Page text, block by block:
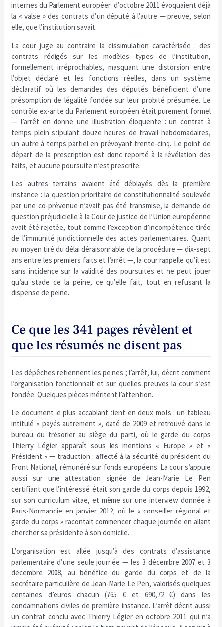
internes du Parlement européen d’octobre 2011 évoquaient déjà
la « valse » des contrats d’un député à l’autre — preuve, selon
elle, que l’institution savait.
La cour juge au contraire la dissimulation caractérisée : des
contrats rédigés sur les modèles types de l’institution,
formellement irréprochables, masquant une distorsion entre
l’objet déclaré et les fonctions réelles, dans un système
déclaratif où les demandes des députés bénéficient d’une
présomption de légalité fondée sur leur probité présumée. Le
contrôle ex-ante du Parlement européen était purement formel
— l’arrêt en donne une illustration éloquente : un contrat à
temps plein stipulant douze heures de travail hebdomadaires,
un autre à temps partiel en prévoyant trente-cinq. Le point de
départ de la prescription est donc reporté à la révélation des
faits, et aucune poursuite n’est prescrite.
Les autres terrains avaient été déblayés dès la première
instance : la question prioritaire de constitutionnalité soulevée
par une co-prévenue n’avait pas été transmise, la demande de
question préjudicielle à la Cour de justice de l’Union européenne
avait été rejetée, tout comme l’exception d’incompétence tirée
de l’immunité juridictionnelle des actes parlementaires. Quant
au moyen tiré du délai déraisonnable de la procédure — dix-sept
ans entre les premiers faits et l’arrêt —, la cour rappelle qu’il est
sans incidence sur la validité des poursuites et ne peut jouer
qu’au stade de la peine, ce qu’elle fait, tout en refusant la
dispense de peine.
Ce que les 341 pages révèlent et
que les résumés ne disent pas
Les dépêches retiennent les peines ; l’arrêt, lui, décrit comment
l’organisation fonctionnait et sur quelles preuves la cour s’est
fondée. Quelques pièces méritent l’attention.
Le document le plus accablant tient en deux mots : un tableau
intitulé « payés autrement », daté de 2009 et retrouvé dans le
bureau du trésorier au siège du parti, où le garde du corps
Thierry Légier apparaît sous les mentions « Europe » et «
Président » — traduction : affecté à la sécurité du président du
Front National, rémunéré sur fonds européens. La cour s’appuie
aussi sur une attestation signée de Jean-Marie Le Pen
certifiant que l’intéressé était son garde du corps depuis 1992,
sur son curriculum vitae, et même sur une interview donnée à
Paris-Normandie en janvier 2012, où le « conseiller régional et
garde du corps » racontait commencer chaque journée en allant
chercher sa présidente à son domicile.
L’organisation est allée jusqu’à des contrats d’assistance
parlementaire d’une seule journée — les 3 décembre 2007 et 3
décembre 2008, au bénéfice du garde du corps et de la
secrétaire particulière de Jean-Marie Le Pen, valorisés quelques
centaines d’euros chacun (765 € et 690,72 €) dans les
condamnations civiles de première instance. L’arrêt décrit aussi
un contrat conclu avec Thierry Légier en octobre 2011 qui n’a